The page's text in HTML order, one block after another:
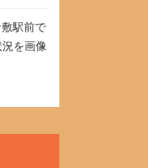
敷駅前で
を画像